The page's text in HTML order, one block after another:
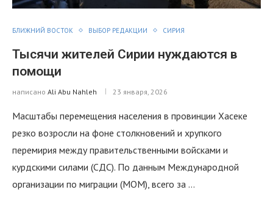
БЛИЖНИЙ ВОСТОК ВЫБОР РЕДАКЦИИ СИРИЯ
Тысячи жителей Сирии нуждаются в
помощи
написано Ali Abu Nahleh 23 января, 2026
Масштабы перемещения населения в провинции Хасеке
резко возросли на фоне столкновений и хрупкого
перемирия между правительственными войсками и
курдскими силами (СДС). По данным Международной
организации по миграции (МОМ), всего за …